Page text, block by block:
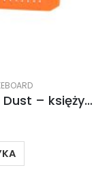
Slingshot Gummy Strap Moon Dust – księżycowy 2024